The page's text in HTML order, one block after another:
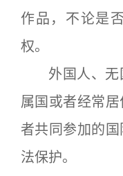
作品，不论是
权。
外国人、无
属国或者经常
者共同参加的
法保护。